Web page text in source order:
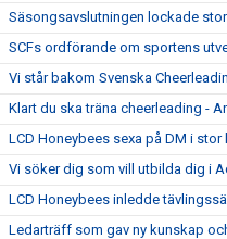
Säsongsavslutningen lockade
SCFs ordförande om sportens
Vi står bakom Svenska
Klart du ska träna cheerleading -
LCD Honeybees sexa på DM i stor
Vi söker dig som vill utbilda dig i
LCD Honeybees inledde
Ledarträff som gav ny kunskap